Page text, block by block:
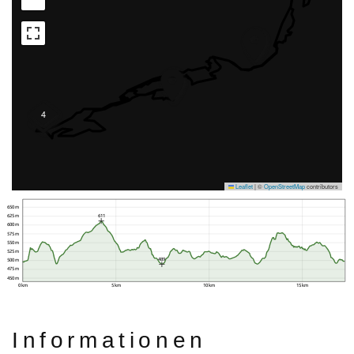
4
Leaflet|©OpenStreetMapcontributors
0 km 5 km 10 km 15 km
450 m
475 m
500 m
525 m
550 m
575 m
600 m
625 m
650 m
489
611
Informationen